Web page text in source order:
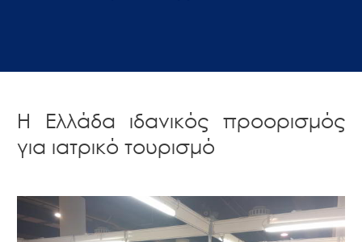
Η Ελλάδα ιδανικός προορισμός
για ιατρικό τουρισμό